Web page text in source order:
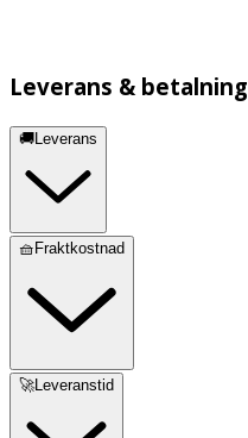
Leverans & betalning
🚚Leverans
🧺Fraktkostnad
🚀Leveranstid